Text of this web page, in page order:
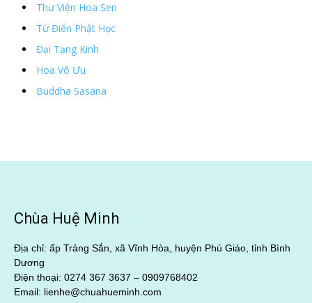
Thư Viện Hoa Sen
Từ Điển Phật Học
Đại Tạng Kinh
Hoa Vô Ưu
Buddha Sasana
Chùa Huệ Minh
Địa chỉ: ấp Trảng Sắn, xã Vĩnh Hòa, huyện Phú Giáo, tỉnh Bình
Dương
Điện thoại: 0274 367 3637 – 0909768402
Email: lienhe@chuahueminh.com